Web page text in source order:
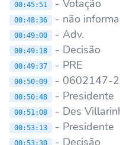
00:45:51 - Votação
00:48:36 - não
00:49:00 - Adv.
00:49:18 - Decisão
00:49:37 - PRE
00:50:09 - 0602147-
00:50:48 - Presidente
00:51:08 - Des
00:53:13 - Presidente
00:53:30 - Decisão